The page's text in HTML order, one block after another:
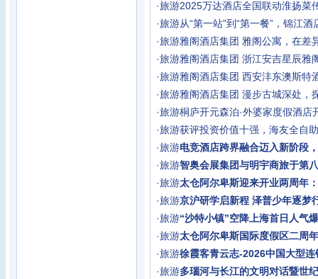
·旅游2025万达酒店全国联动淮扬菜
·旅游从“第一站”到“第一餐”，锦江酒
·旅游雅阁酒店集团 雅阁公寓，在差
·旅游雅阁酒店集团 浙江安吉星辰雅
·旅游雅阁酒店集团 西安沣东澳斯特
·旅游雅阁酒店集团 漫步古城深处，
·旅游桐庐开元森泊·外婆家度假酒店
·旅游获评投资价值十强，海友全自
·旅游电竞酒店跨界融合迈入新阶段
·旅游智奥会展集团与明宇商旅于第
·旅游太仓阿尔卑斯迎来开业两周年
·旅游京沪研学启新程 泽普少年逐梦
·旅游“沙特小镇”空降上海首日人气
·旅游太仓阿尔卑斯国际度假区二周
·旅游徐霞客青云志-2026中国大型
·旅游多瑙河与长江的文明对话暨世